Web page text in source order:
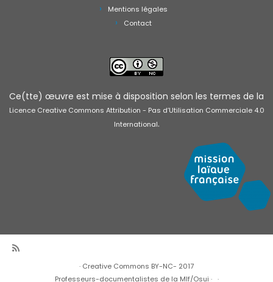
Mentions légales
Contact
Ce(tte) œuvre est mise à disposition selon les termes de la
Licence Creative Commons Attribution - Pas d’Utilisation Commerciale 4.0
International.
· Creative Commons BY-NC- 2017
Professeurs-documentalistes de la Mlf/Osui · ·